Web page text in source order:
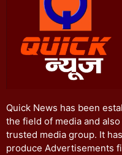
Quick News has been
the field of media and
trusted media group. It
produce Advertisements